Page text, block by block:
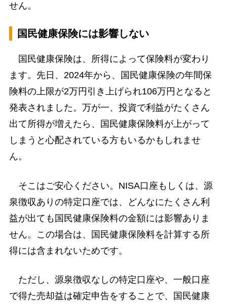
せん。
国民健康保険には影響しない
国民健康保険は、所得によって保険料が変わり
ます。先日、2024年から、国民健康保険の年間保
険料の上限が2万円引き上げられ106万円となると
発表されました。万が一、投資で利益がたくさん
出て所得が増えたら、国民健康保険料が上がって
しまうと心配されている方もいるかもしれませ
ん。
そこはご安心ください。NISA口座もしくは、源
泉徴収ありの特定口座では、どんなにたくさん利
益が出ても国民健康保険料の金額には影響ありま
せん。この場合は、国民健康保険料を計算する所
得には含まれないためです。
ただし、源泉徴収なしの特定口座や、一般口座
で得た売却益は確定申告をすることで、国民健康